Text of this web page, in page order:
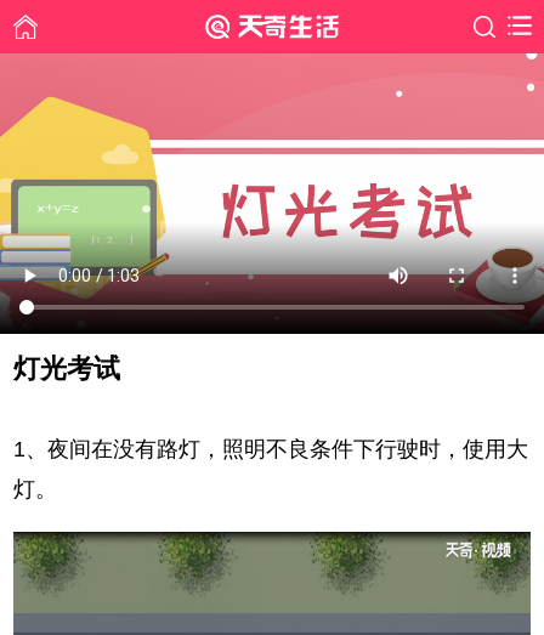
灯光考试
1、夜间在没有路灯，照明不良条件下行驶时，使用大
灯。